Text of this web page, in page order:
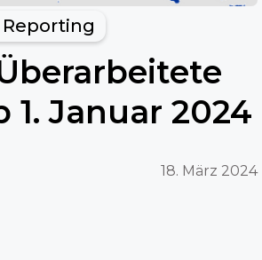
Reporting
1. Januar 2024
18. März 2024